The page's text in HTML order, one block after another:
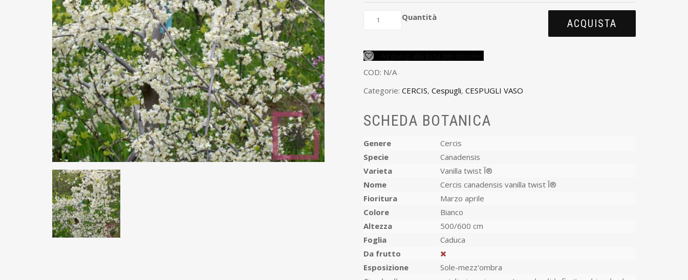
Quantità
ACQUISTA
COD: N/A
Categorie: CERCIS, Cespugli, CESPUGLI VASO
SCHEDA BOTANICA
Genere
Cercis
Specie
Canadensis
Varieta
Vanilla twist آ®
Nome
Cercis canadensis vanilla twist آ®
Fioritura
Marzo aprile
Colore
Bianco
Altezza
500/600 cm
Foglia
Caduca
Da frutto
Esposizione
Sole-mezz'ombra